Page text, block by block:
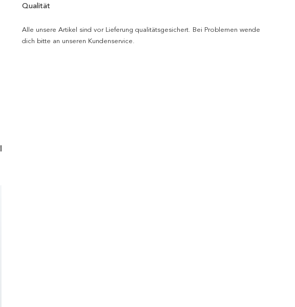
Qualität
Alle unsere Artikel sind vor Lieferung qualitätsgesichert. Bei Problemen wende
dich bitte an unseren Kundenservice.